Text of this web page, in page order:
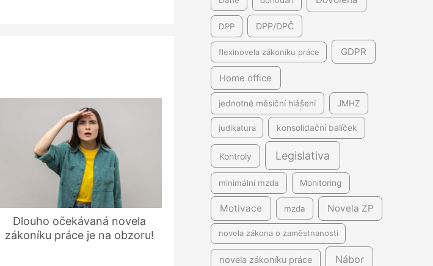
Dlouho očekávaná novela
zákoníku práce je na obzoru!
DPP DPP/DPČ
flexinovela zákoníku práce GDPR
Home office
jednotné měsíční hlášení JMHZ
judikatura konsolidační balíček
Kontroly Legislativa
minimální mzda Monitoring
Motivace mzda Novela ZP
novela zákona o zaměstnanosti
novela zákoníku práce Nábor